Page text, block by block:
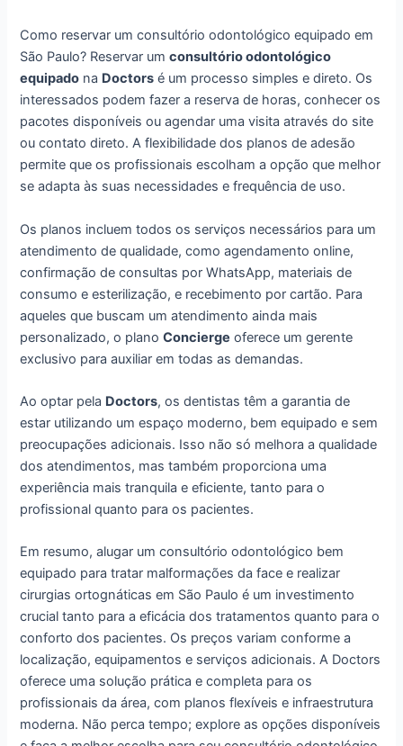
Como reservar um consultório odontológico equipado em
São Paulo? Reservar umconsultório odontológico
equipado na Doctors é um processo simples e direto. Os
interessados podem fazer a reserva de horas, conhecer os
pacotes disponíveis ou agendar uma visita através do site
ou contato direto. A flexibilidade dos planos de adesão
permite que os profissionais escolham a opção que melhor
se adapta às suas necessidades e frequência de uso.
Os planos incluem todos os serviços necessários para um
atendimento de qualidade, como agendamento online,
confirmação de consultas por WhatsApp, materiais de
consumo e esterilização, e recebimento por cartão. Para
aqueles que buscam um atendimento ainda mais
personalizado, o planoConcierge oferece um gerente
exclusivo para auxiliar em todas as demandas.
Ao optar pela Doctors, os dentistas têm a garantia de
estar utilizando um espaço moderno, bem equipado e sem
preocupações adicionais. Isso não só melhora a qualidade
dos atendimentos, mas também proporciona uma
experiência mais tranquila e eficiente, tanto para o
profissional quanto para os pacientes.
Em resumo, alugar um consultório odontológico bem
equipado para tratar malformações da face e realizar
cirurgias ortognáticas em São Paulo é um investimento
crucial tanto para a eficácia dos tratamentos quanto para o
conforto dos pacientes. Os preços variam conforme a
localização, equipamentos e serviços adicionais. A Doctors
oferece uma solução prática e completa para os
profissionais da área, com planos flexíveis e infraestrutura
moderna. Não perca tempo; explore as opções disponíveis